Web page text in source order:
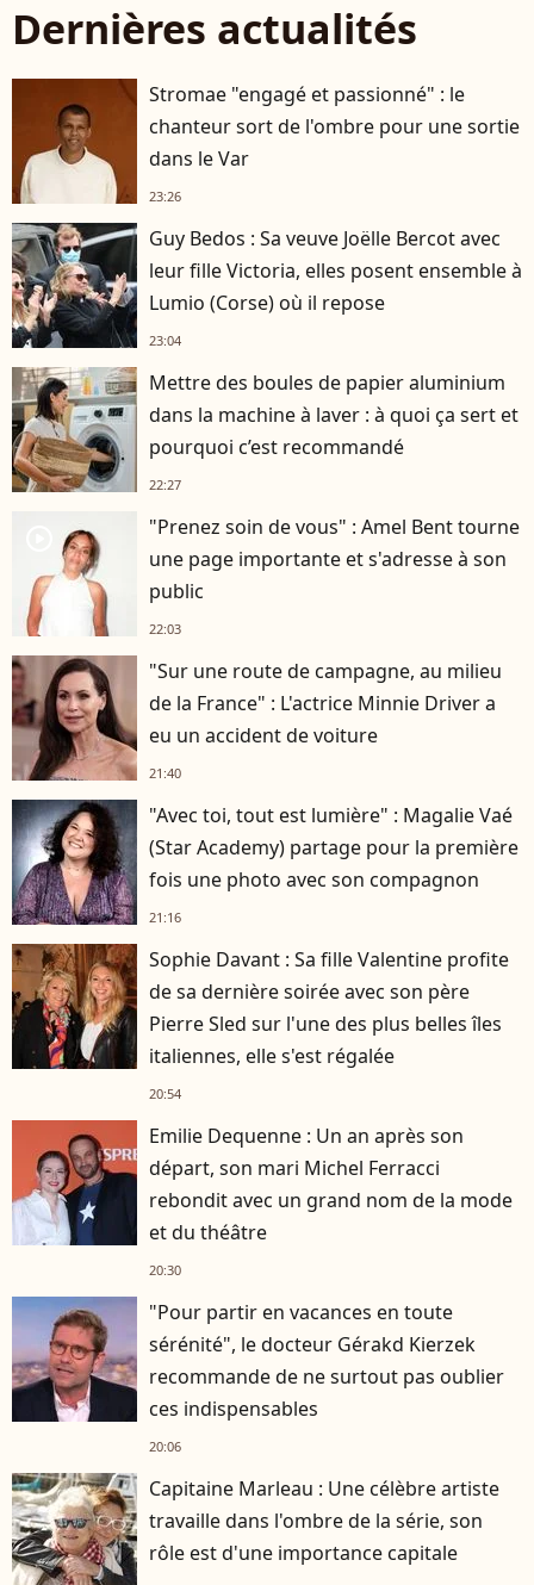
Dernières actualités
Stromae "engagé et passionné" : le
chanteur sort de l'ombre pour une sortie
dans le Var
23:26
Guy Bedos : Sa veuve Joëlle Bercot avec
leur fille Victoria, elles posent ensemble à
Lumio (Corse) où il repose
23:04
Mettre des boules de papier aluminium
dans la machine à laver : à quoi ça sert et
pourquoi c’est recommandé
22:27
"Prenez soin de vous" : Amel Bent tourne
une page importante et s'adresse à son
public
22:03
"Sur une route de campagne, au milieu
de la France" : L'actrice Minnie Driver a
eu un accident de voiture
21:40
"Avec toi, tout est lumière" : Magalie Vaé
(Star Academy) partage pour la première
fois une photo avec son compagnon
21:16
Sophie Davant : Sa fille Valentine profite
de sa dernière soirée avec son père
Pierre Sled sur l'une des plus belles îles
italiennes, elle s'est régalée
20:54
Emilie Dequenne : Un an après son
départ, son mari Michel Ferracci
rebondit avec un grand nom de la mode
et du théâtre
20:30
"Pour partir en vacances en toute
sérénité", le docteur Gérakd Kierzek
recommande de ne surtout pas oublier
ces indispensables
20:06
Capitaine Marleau : Une célèbre artiste
travaille dans l'ombre de la série, son
rôle est d'une importance capitale